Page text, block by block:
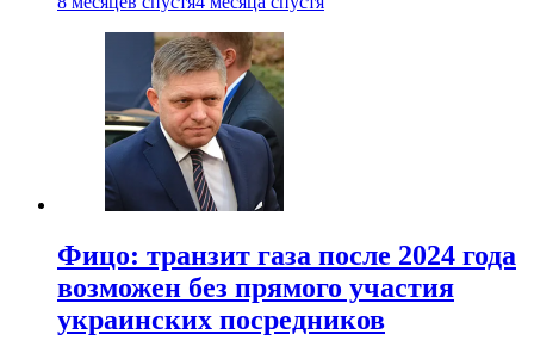
Фицо: транзит газа после 2024 года
возможен без прямого участия
украинских посредников